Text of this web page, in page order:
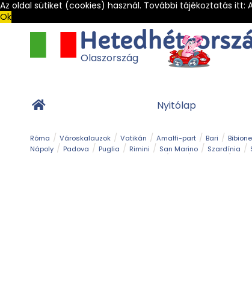
Az oldal sütiket (cookies) használ. További tájékoztatás itt:
Ok
Olaszország
Nyitólap
Róma Városkalauzok Vatikán Amalfi-part Bari Bibione
Nápoly
Padova Puglia Rimini San Marino Szardínia